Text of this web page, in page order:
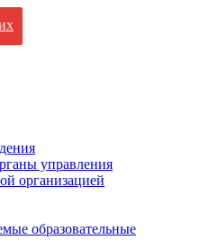
управления
организацией
образовательные